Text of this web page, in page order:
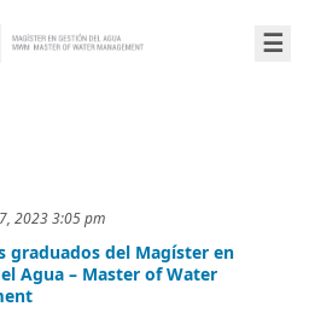
☰
2023 3:05 pm
graduados del Magíster en
Agua – Master of Water